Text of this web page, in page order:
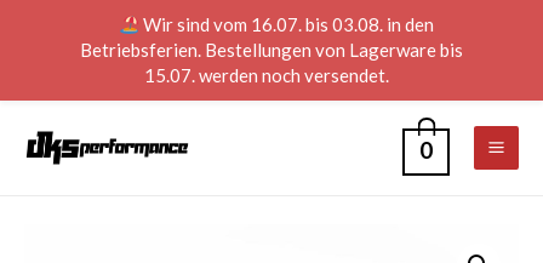
0
Wir sind vom 16.07. bis 03.08. in den
Betriebsferien. Bestellungen von Lagerware bis
15.07. werden noch versendet.